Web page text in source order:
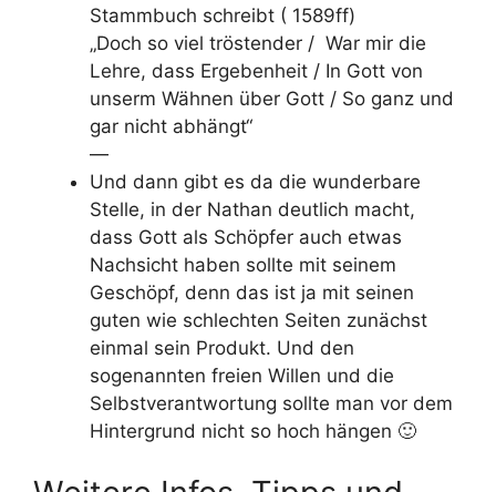
Stammbuch schreibt ( 1589ff)
„Doch so viel tröstender / War mir die
Lehre, dass Ergebenheit / In Gott von
unserm Wähnen über Gott / So ganz und
gar nicht abhängt“
—
Und dann gibt es da die wunderbare
Stelle, in der Nathan deutlich macht,
dass Gott als Schöpfer auch etwas
Nachsicht haben sollte mit seinem
Geschöpf, denn das ist ja mit seinen
guten wie schlechten Seiten zunächst
einmal sein Produkt. Und den
sogenannten freien Willen und die
Selbstverantwortung sollte man vor dem
Hintergrund nicht so hoch hängen 🙂